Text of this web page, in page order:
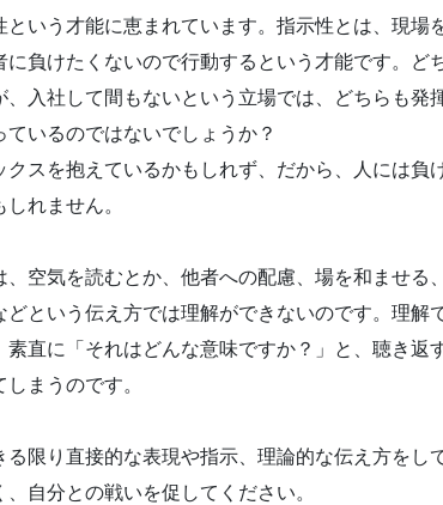
いう才能に恵まれています。指示性とは、現場
に負けたくないので行動するという才能です。ど
入社して間もないという立場では、どちらも発
いるのではないでしょうか？
クスを抱えているかもしれず、だから、人には負
れません。
、空気を読むとか、他者への配慮、場を和ませる
どという伝え方では理解ができないのです。理解
直に「それはどんな意味ですか？」と、聴き返
まうのです。
限り直接的な表現や指示、理論的な伝え方をし
自分との戦いを促してください。